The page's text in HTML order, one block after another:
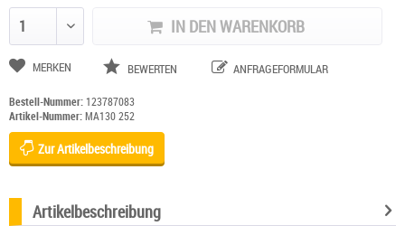
IN DEN WARENKORB
MERKEN BEWERTEN ANFRAGEFORMULAR
Bestell-Nummer:123787083
Artikel-Nummer:MA130 252
Zur Artikelbeschreibung
Artikelbeschreibung